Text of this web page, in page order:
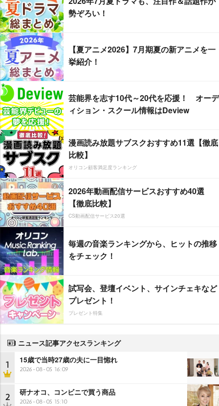
勢ぞろい！
【夏アニメ2026】7月期夏の新アニメを一
挙紹介！
芸能界を志す10代～20代を応援！ オーデ
ィション・スクール情報はDeview
漫画読み放題サブスクおすすめ11選【徹底
比較】
オリコン顧客満足度ランキング
2026年動画配信サービスおすすめ40選
【徹底比較】
CS動画配信サービス20選
毎週の音楽ランキングから、ヒットの推移
をチェック！
試写会、登壇イベント、サインチェキなど
プレゼント！
プレゼント特集
ニュース記事アクセスランキング
1 15歳で当時27歳の夫に一目惚れ
2026-08-05 16:09
2 研ナオコ、コンビニで買う商品
2026-08-05 15:10